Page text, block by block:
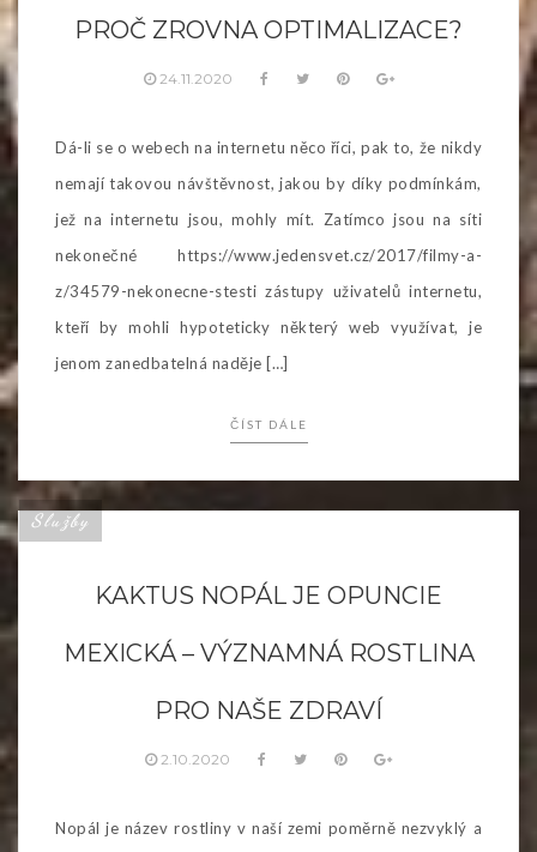
PROČ ZROVNA OPTIMALIZACE?
24.11.2020
Dá-li se o webech na internetu něco říci, pak to, že nikdy
nemají takovou návštěvnost, jakou by díky podmínkám,
jež na internetu jsou, mohly mít. Zatímco jsou na síti
nekonečné https://www.jedensvet.cz/2017/filmy-a-
z/34579-nekonecne-stesti zástupy uživatelů internetu,
kteří by mohli hypoteticky některý web využívat, je
jenom zanedbatelná naděje […]
ČÍST DÁLE
Služby
KAKTUS NOPÁL JE OPUNCIE
MEXICKÁ – VÝZNAMNÁ ROSTLINA
PRO NAŠE ZDRAVÍ
2.10.2020
Nopál je název rostliny v naší zemi poměrně nezvyklý a